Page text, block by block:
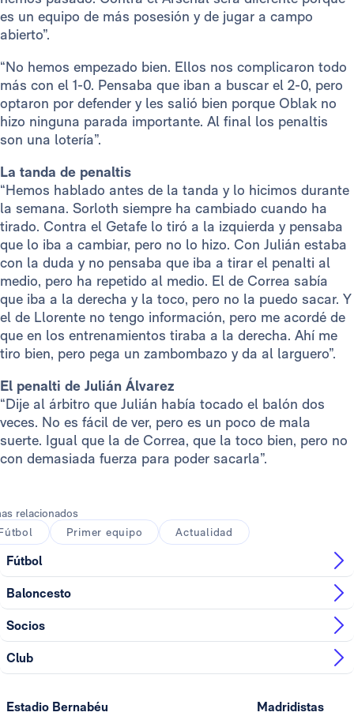
es un equipo de más posesión y de jugar a campo
abierto”.
“No hemos empezado bien. Ellos nos complicaron todo
más con el 1-0. Pensaba que iban a buscar el 2-0, pero
optaron por defender y les salió bien porque Oblak no
hizo ninguna parada importante. Al final los penaltis
son una lotería”.
La tanda de penaltis
“Hemos hablado antes de la tanda y lo hicimos durante
la semana. Sorloth siempre ha cambiado cuando ha
tirado. Contra el Getafe lo tiró a la izquierda y pensaba
que lo iba a cambiar, pero no lo hizo. Con Julián estaba
con la duda y no pensaba que iba a tirar el penalti al
medio, pero ha repetido al medio. El de Correa sabía
que iba a la derecha y la toco, pero no la puedo sacar. Y
el de Llorente no tengo información, pero me acordé de
que en los entrenamientos tiraba a la derecha. Ahí me
tiro bien, pero pega un zambombazo y da al larguero”.
El penalti de Julián Álvarez
“Dije al árbitro que Julián había tocado el balón dos
veces. No es fácil de ver, pero es un poco de mala
suerte. Igual que la de Correa, que la toco bien, pero no
con demasiada fuerza para poder sacarla”.
relacionados
Primer equipo Actualidad
Fútbol
Baloncesto
Socios
Club
Estadio Bernabéu Madridistas